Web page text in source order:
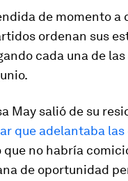
de momento a
ordenan sus
cada una de
May salió de su
que adelantaba
no habría
de oportunidad